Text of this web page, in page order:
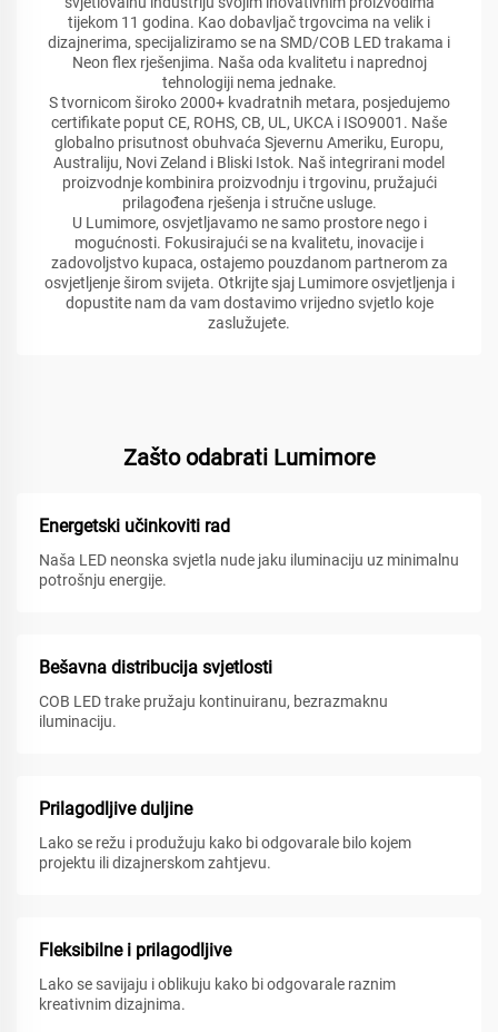
tijekom 11 godina. Kao dobavljač trgovcima na velik i
dizajnerima, specijaliziramo se na SMD/COB LED trakama i
Neon flex rješenjima. Naša oda kvalitetu i naprednoj
tehnologiji nema jednake.
S tvornicom široko 2000+ kvadratnih metara, posjedujemo
certifikate poput CE, ROHS, CB, UL, UKCA i ISO9001. Naše
globalno prisutnost obuhvaća Sjevernu Ameriku, Europu,
Australiju, Novi Zeland i Bliski Istok. Naš integrirani model
proizvodnje kombinira proizvodnju i trgovinu, pružajući
prilagođena rješenja i stručne usluge.
U Lumimore, osvjetljavamo ne samo prostore nego i
mogućnosti. Fokusirajući se na kvalitetu, inovacije i
zadovoljstvo kupaca, ostajemo pouzdanom partnerom za
osvjetljenje širom svijeta. Otkrijte sjaj Lumimore osvjetljenja i
dopustite nam da vam dostavimo vrijedno svjetlo koje
zaslužujete.
Zašto odabrati Lumimore
Energetski učinkoviti rad
Naša LED neonska svjetla nude jaku iluminaciju uz minimalnu
potrošnju energije.
Bešavna distribucija svjetlosti
COB LED trake pružaju kontinuiranu, bezrazmaknu
iluminaciju.
Prilagodljive duljine
Lako se režu i produžuju kako bi odgovarale bilo kojem
projektu ili dizajnerskom zahtjevu.
Fleksibilne i prilagodljive
Lako se savijaju i oblikuju kako bi odgovarale raznim
kreativnim dizajnima.